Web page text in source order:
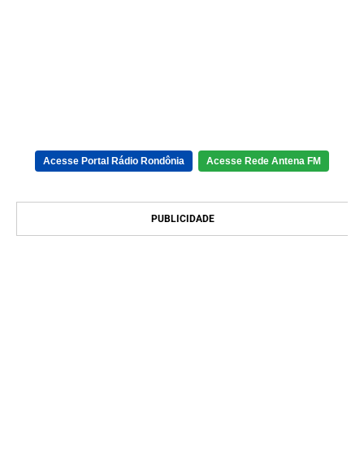
Acesse Portal Rádio Rondônia Acesse Rede Antena FM
PUBLICIDADE